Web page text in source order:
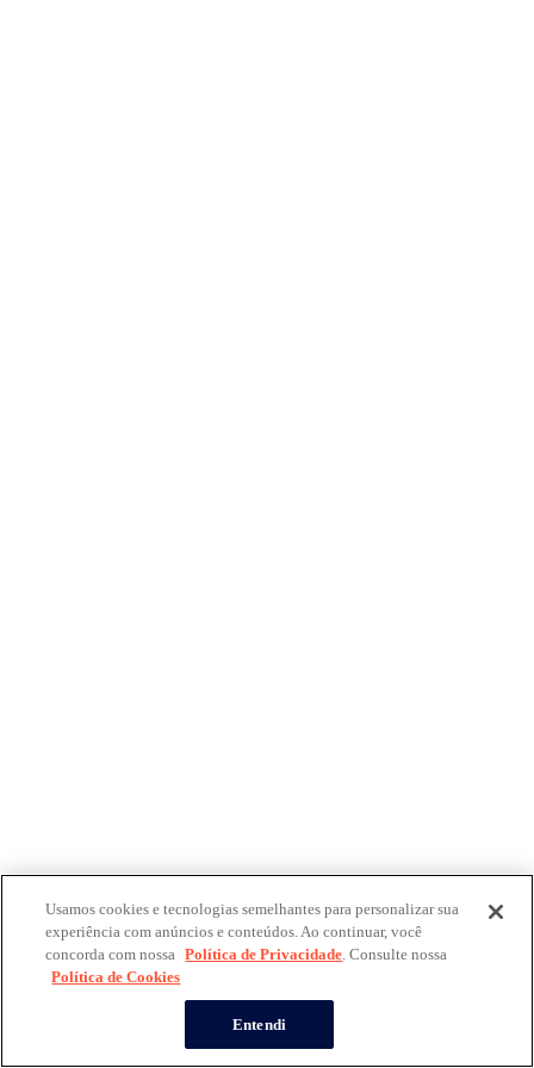
Usamos cookies e tecnologias semelhantes para personalizar sua
experiência com anúncios e conteúdos. Ao continuar, você
concorda com nossa Política de Privacidade. Consulte nossa
Política de Cookies
Entendi